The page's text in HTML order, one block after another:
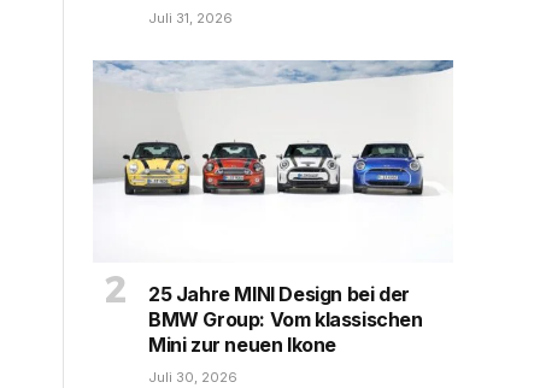
Juli 31, 2026
25 Jahre MINI Design bei der
BMW Group: Vom klassischen
Mini zur neuen Ikone
Juli 30, 2026